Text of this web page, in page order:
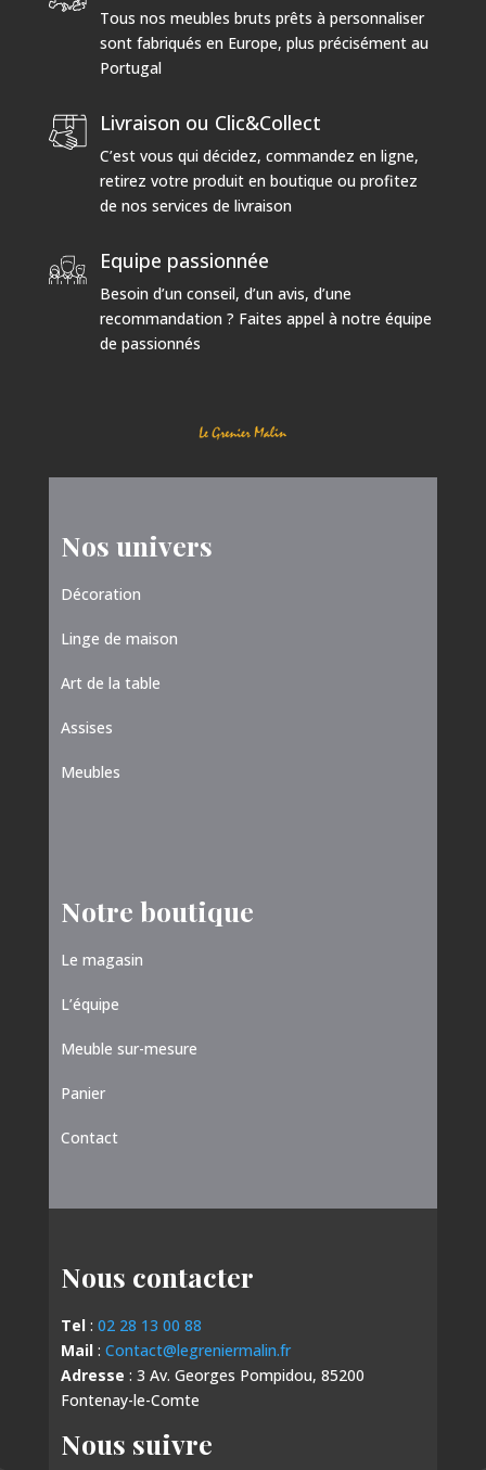
Tous nos meubles bruts prêts à personnaliser
sont fabriqués en Europe, plus précisément au
Portugal
Livraison ou Clic&Collect
C’est vous qui décidez, commandez en ligne,
retirez votre produit en boutique ou profitez
de nos services de livraison
Equipe passionnée
Besoin d’un conseil, d’un avis, d’une
recommandation ? Faites appel à notre équipe
de passionnés
Nos univers
Décoration
Linge de maison
Art de la table
Assises
Meubles
Notre boutique
Le magasin
L’équipe
Meuble sur-mesure
Panier
Contact
Nous contacter
Tel: 02 28 13 00 88
Mail: Contact@legreniermalin.fr
Adresse : 3 Av. Georges Pompidou, 85200
Fontenay-le-Comte
Nous suivre